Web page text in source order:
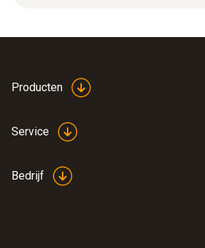
-50 tot +70 °C
behuizing
Producten
Service
Bedrijf